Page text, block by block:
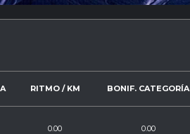
RITMO / KM BONIF. CATEGORÍA
0.00 0.00